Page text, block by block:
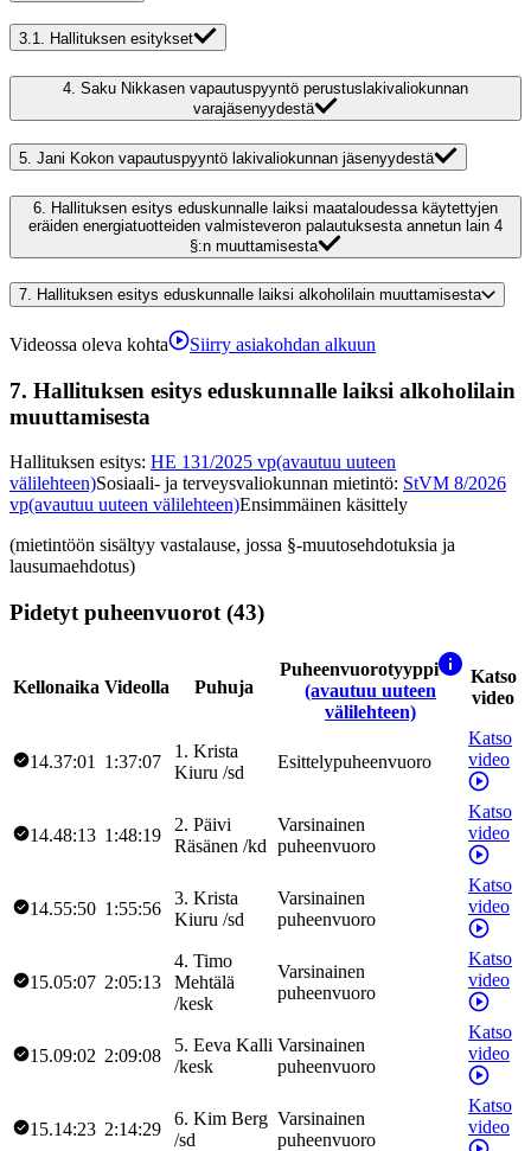
3.1. Hallituksen esitykset
4. Saku Nikkasen vapautuspyyntö perustuslakivaliokunnan
varajäsenyydestä
5. Jani Kokon vapautuspyyntö lakivaliokunnan jäsenyydestä
6. Hallituksen esitys eduskunnalle laiksi maataloudessa käytettyjen
eräiden energiatuotteiden valmisteveron palautuksesta annetun lain 4
§:n muuttamisesta
7. Hallituksen esitys eduskunnalle laiksi alkoholilain muuttamisesta
Videossa oleva kohta Siirry asiakohdan alkuun
7. Hallituksen esitys eduskunnalle laiksi alkoholilain
muuttamisesta
Hallituksen esitys: HE 131/2025 vp(avautuu uuteen
välilehteen)Sosiaali- ja terveysvaliokunnan mietintö: StVM 8/2026
vp(avautuu uuteen välilehteen)Ensimmäinen käsittely
(mietintöön sisältyy vastalause, jossa §-muutosehdotuksia ja
lausumaehdotus)
Pidetyt puheenvuorot (43)
Kellonaika Videolla Puhuja
Puheenvuorotyyppi
(avautuu uuteen
välilehteen)
Katso
video
14.37:01 1:37:07
1 . Krista
Kiuru /sd
Esittelypuheenvuoro
Katso
video
14.48:13 1:48:19
2. Päivi
Räsänen /kd
Varsinainen
puheenvuoro
Katso
video
14.55:50 1:55:56
3. Krista
Kiuru /sd
Varsinainen
puheenvuoro
Katso
video
15.05:07 2:05:13
4. Timo
Mehtälä
/kesk
Varsinainen
puheenvuoro
Katso
video
15.09:02 2:09:08
5. Eeva Kalli
/kesk
Varsinainen
puheenvuoro
Katso
video
15.14:23 2:14:29
6. Kim Berg
/sd
Varsinainen
puheenvuoro
Katso
video